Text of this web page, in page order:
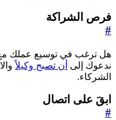
فرص الشراكة
#
هل ترغب في توسيع عملك مع
ندعوك إلى أن تصبح وكيلاً
الشركاء.
ابقَ على اتصال
#